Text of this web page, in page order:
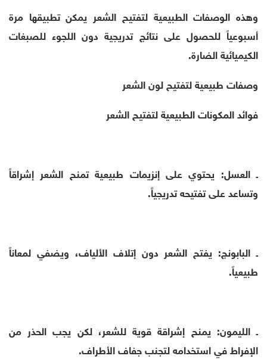
وهذه الوصفات الطبيعية لتفتيح الشعر يمكن تطبيقها مرة
أسبوعياً للحصول على نتائج تدريجية دون اللجوء للصبغات
الكيميائية الضارة.
وصفات طبيعية لتفتيح لون الشعر
فوائد المكونات الطبيعية لتفتيح الشعر
ـ العسل: يحتوي على إنزيمات طبيعية تمنح الشعر إشراقاً
وتساعد على تفتيحه تدريجياً.
ـ البابونج: يفتح الشعر دون إتلاف الألياف، ويضفي لمعاناً
طبيعياً.
ـ الليمون: يمنح إشراقة قوية للشعر، لكن يجب الحذر من
الإفراط في استخدامه لتجنب جفاف الأطراف.